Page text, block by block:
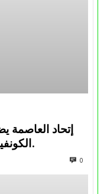
إتحاد
الكونفيدرالية الإفريقية الموسم القادم.
0